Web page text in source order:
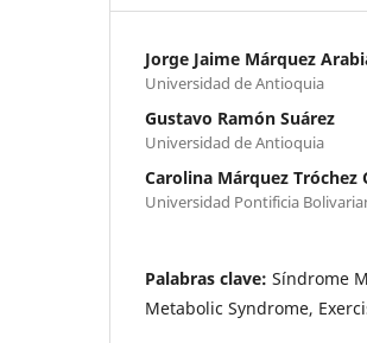
Jorge Jaime Márquez
Universidad de Antioquia
Gustavo Ramón Suárez
Universidad de Antioquia
Carolina Márquez Tróchez
Universidad Pontificia
Palabras clave: Síndrome
Metabolic Syndrome,